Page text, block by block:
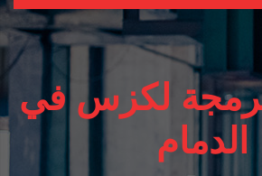
لكزس في
الدمام